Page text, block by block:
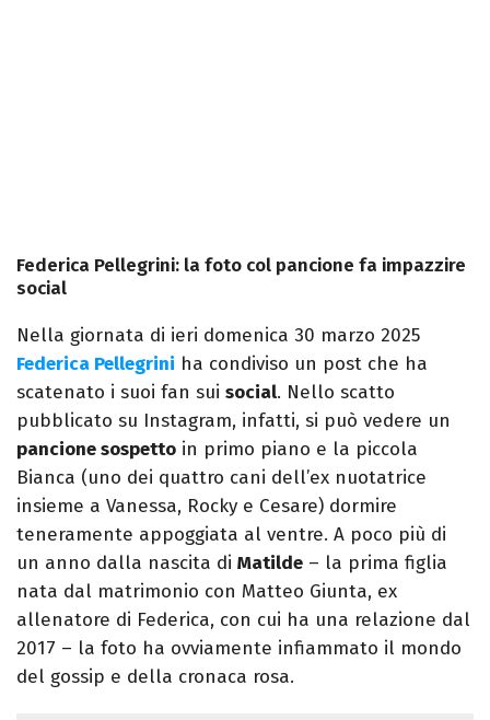
Federica Pellegrini: la foto col pancione fa impazzire
social
Nella giornata di ieri domenica 30 marzo 2025
Federica Pellegrini ha condiviso un post che ha
scatenato i suoi fan sui social. Nello scatto
pubblicato su Instagram, infatti, si può vedere un
pancione sospetto in primo piano e la piccola
Bianca (uno dei quattro cani dell’ex nuotatrice
insieme a Vanessa, Rocky e Cesare) dormire
teneramente appoggiata al ventre. A poco più di
un anno dalla nascita di Matilde – la prima figlia
nata dal matrimonio con Matteo Giunta, ex
allenatore di Federica, con cui ha una relazione dal
2017 – la foto ha ovviamente infiammato il mondo
del gossip e della cronaca rosa.